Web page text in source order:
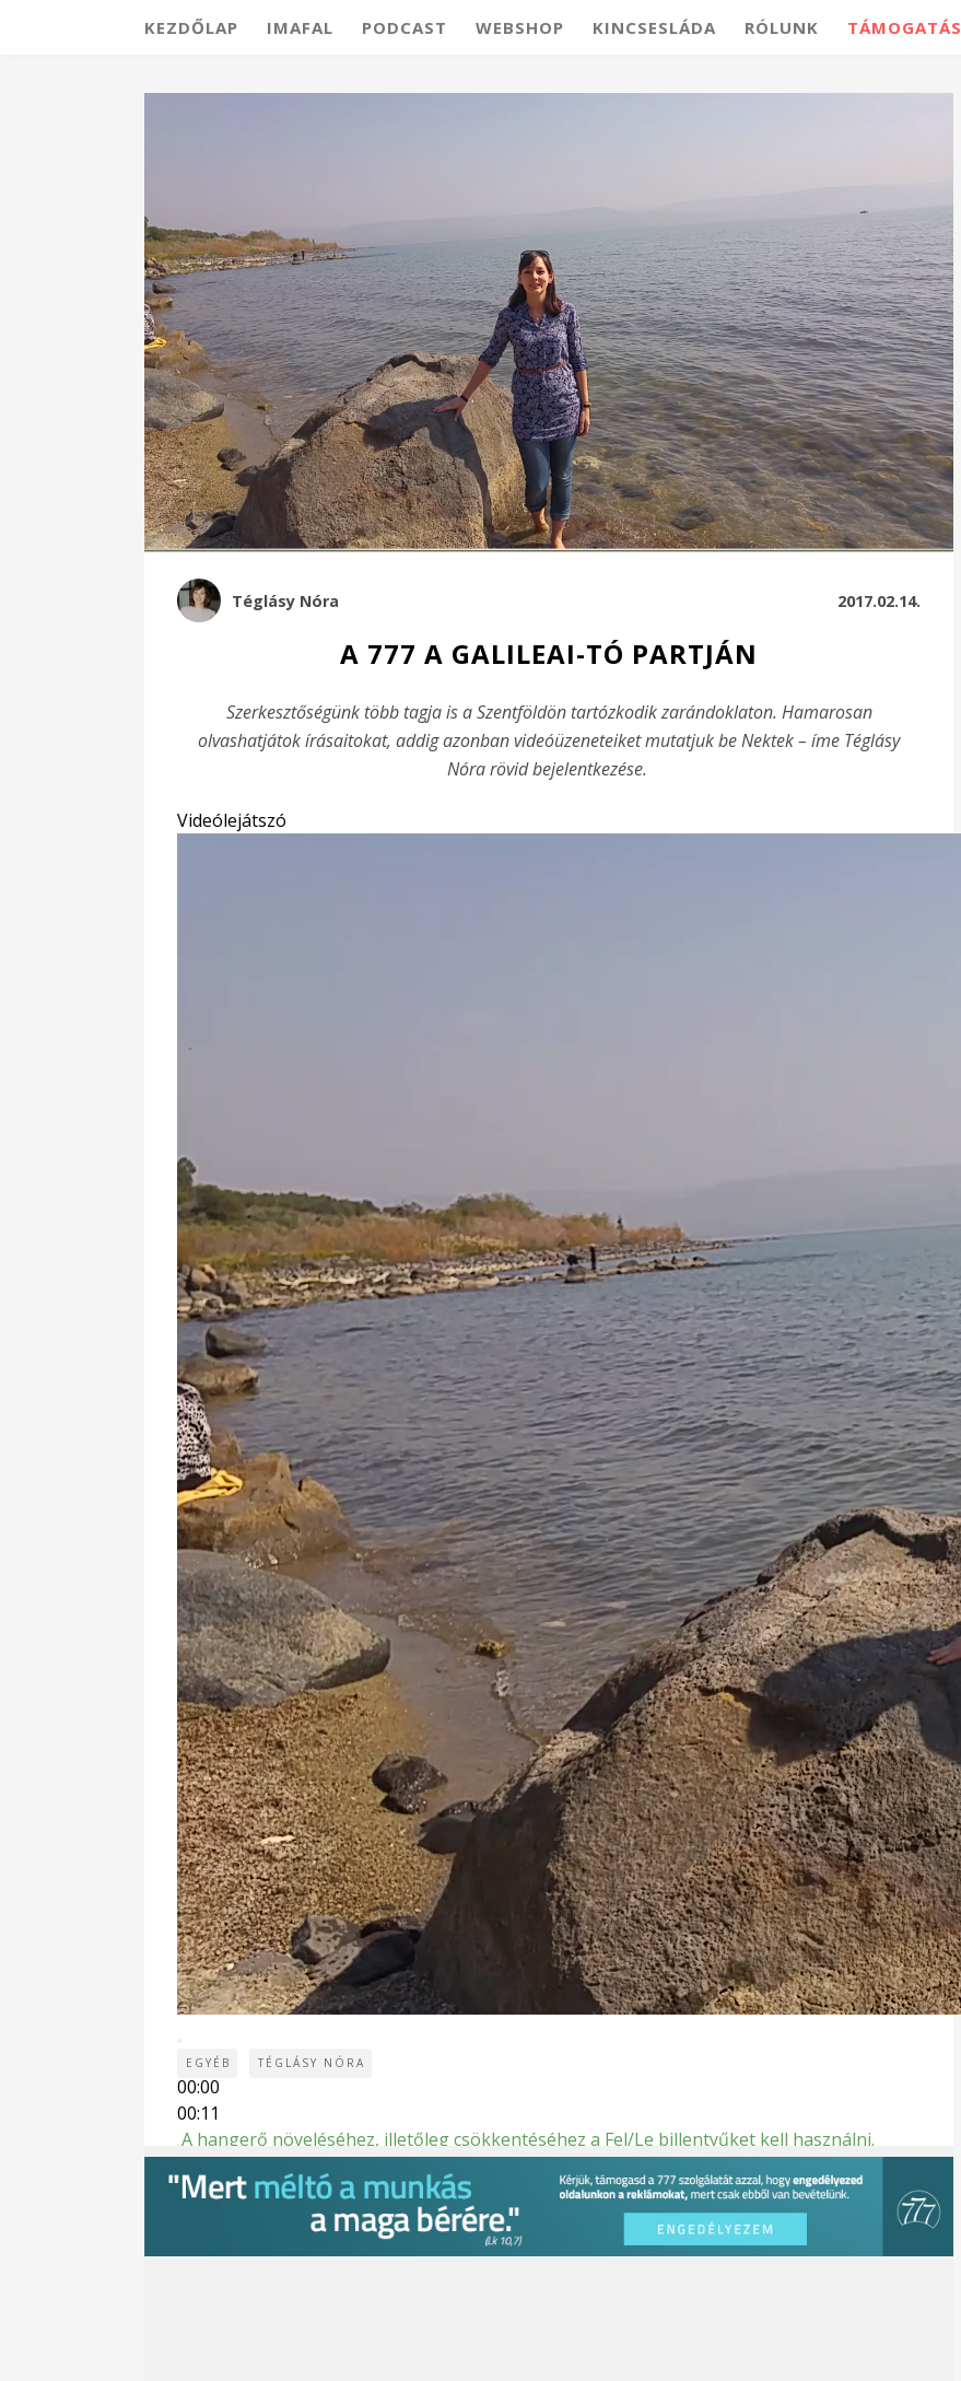
KEZDŐLAP IMAFAL PODCAST WEBSHOP KINCSESLÁDA RÓLUNK TÁMOGATÁS
Téglásy Nóra 2017.02.14.
A 777 A GALILEAI-TÓ PARTJÁN
Szerkesztőségünk több tagja is a Szentföldön tartózkodik zarándoklaton. Hamarosan
olvashatjátok írásaitokat, addig azonban videóüzeneteiket mutatjuk be Nektek – íme Téglásy
Nóra rövid bejelentkezése.
Videólejátszó
00:00
00:00
00:11
A hangerő növeléséhez, illetőleg csökkentéséhez a Fel/Le billentyűket kell használni.
EGYÉB TÉGLÁSY NÓRA